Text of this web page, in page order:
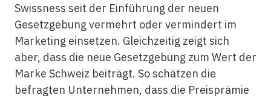
Swissness seit der Einführung der neuen
Gesetzgebung vermehrt oder vermindert im
Marketing einsetzen. Gleichzeitig zeigt sich
aber, dass die neue Gesetzgebung zum Wert der
Marke Schweiz beiträgt. So schätzen die
befragten Unternehmen, dass die Preisprämie